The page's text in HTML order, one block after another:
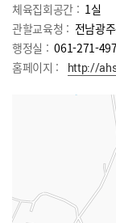
체육집회공간 : 1실
관할교육청 : 전남광
행정실 : 061-271-
홈페이지 :
http://